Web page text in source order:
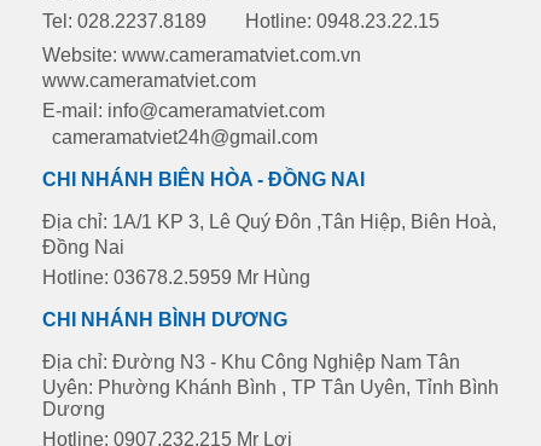
Tel: 028.2237.8189
Hotline: 0948.23.22.15
Website: www.cameramatviet.com.vn
www.cameramatviet.com
E-mail: info@cameramatviet.com
cameramatviet24h@gmail.com
CHI NHÁNH BIÊN HÒA - ĐỒNG NAI
Địa chỉ: 1A/1 KP 3, Lê Quý Đôn ,Tân Hiệp, Biên Hoà,
Đồng Nai
Hotline: 03678.2.5959 Mr Hùng
CHI NHÁNH BÌNH DƯƠNG
Địa chỉ: Đường N3 - Khu Công Nghiệp Nam Tân
Uyên: Phường Khánh Bình , TP Tân Uyên, Tỉnh Bình
Dương
Hotline: 0907.232.215 Mr Lợi